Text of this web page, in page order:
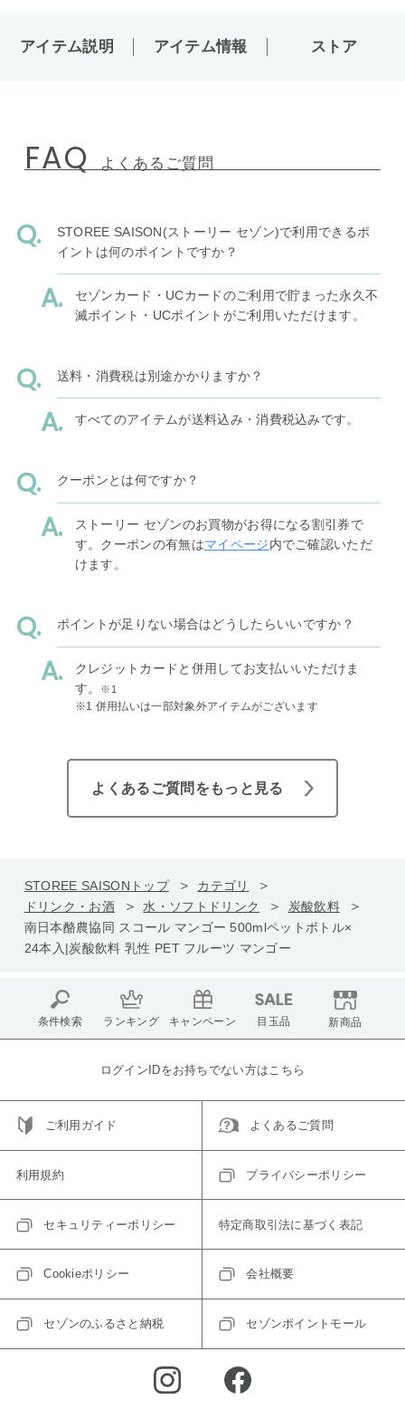
アイテム説明 アイテム情報 ストア
FAQ よくあるご質問
STOREE SAISON(ストーリー セゾン)で利用できるポ
イントは何のポイントですか？
セゾンカード・UCカードのご利用で貯まった永久不
滅ポイント・UCポイントがご利用いただけます。
送料・消費税は別途かかりますか？
すべてのアイテムが送料込み・消費税込みです。
クーポンとは何ですか？
ストーリー セゾンのお買物がお得になる割引券で
す。クーポンの有無はマイページ内でご確認いただ
けます。
ポイントが足りない場合はどうしたらいいですか？
クレジットカードと併用してお支払いいただけま
す。
※1
※1 併用払いは一部対象外アイテムがございます
よくあるご質問をもっと見る
STOREE SAISONトップ
カテゴリ
ドリンク・お酒
水・ソフトドリンク
炭酸飲料
南日本酪農協同 スコール マンゴー 500mlペットボトル×
24本入|炭酸飲料 乳性 PET フルーツ マンゴー
条件検索 ランキング キャンペーン 目玉品 新商品
ログインIDをお持ちでない方はこちら
ご利用ガイド よくあるご質問
利用規約 プライバシーポリシー
セキュリティーポリシー 特定商取引法に基づく表記
Cookieポリシー 会社概要
セゾンのふるさと納税 セゾンポイントモール